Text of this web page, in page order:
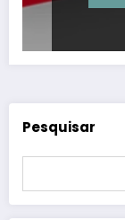
Pesquisar